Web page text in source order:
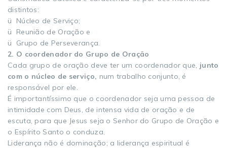
distintos:
ü Núcleo de Serviço;
ü Reunião de Oração e
ü Grupo de Perseverança.
2. O coordenador do Grupo de Oração
Cada grupo de oração deve ter um coordenador que, junto
com o núcleo de serviço, num trabalho conjunto, é
responsável por ele.
É importantíssimo que o coordenador seja uma pessoa de
intimidade com Deus, de intensa vida de oração e de
escuta, para que Jesus seja o Senhor do Grupo de Oração e
o Espírito Santo o conduza.
Liderança não é dominação; a liderança espiritual é